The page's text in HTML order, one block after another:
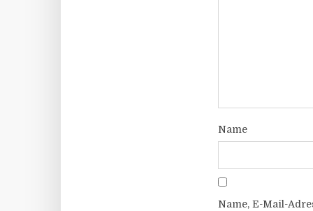
Name
Name, E-Mail-